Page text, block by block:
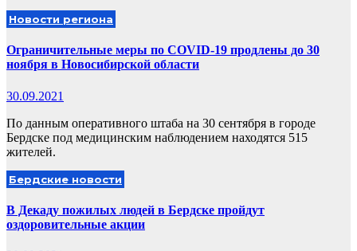
Новости региона
Ограничительные меры по COVID-19 продлены до 30
ноября в Новосибирской области
30.09.2021
По данным оперативного штаба на 30 сентября в городе
Бердске под медицинским наблюдением находятся 515
жителей.
Бердские новости
В Декаду пожилых людей в Бердске пройдут
оздоровительные акции